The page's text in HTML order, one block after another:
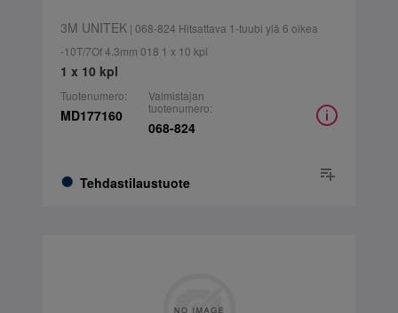
3M UNITEK| 068-824 Hitsattava 1-tuubi ylä 6 oikea
-10T/7Of 4.3mm 018 1 x 10 kpl
1 x 10 kpl
Tuotenumero:
MD177160
Tehdastilaustuote
Valmistajan
tuotenumero:
068-824